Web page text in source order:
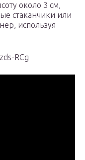
около 3 см,
стаканчики или
используя
RCg